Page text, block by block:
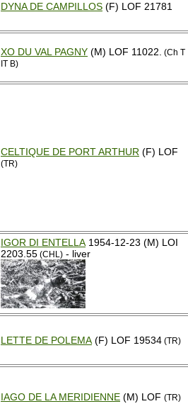
DYNA DE CAMPILLOS (F) LOF 21781
XO DU VAL PAGNY (M) LOF 11022.
(Ch T
IT B)
CELTIQUE DE PORT ARTHUR (F) LOF
(TR)
IGOR DI ENTELLA 1954-12-23 (M) LOI
2203.55 (CHL) - liver
LETTE DE POLEMA (F) LOF 19534 (TR)
IAGO DE LA MERIDIENNE (M) LOF (TR)